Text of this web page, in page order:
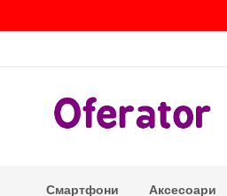
Смартфони Аксесоари